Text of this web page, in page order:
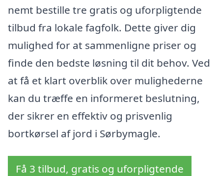
nemt bestille tre gratis og uforpligtende
tilbud fra lokale fagfolk. Dette giver dig
mulighed for at sammenligne priser og
finde den bedste løsning til dit behov. Ved
at få et klart overblik over mulighederne
kan du træffe en informeret beslutning,
der sikrer en effektiv og prisvenlig
bortkørsel af jord i Sørbymagle.
Få 3 tilbud, gratis og uforpligtende